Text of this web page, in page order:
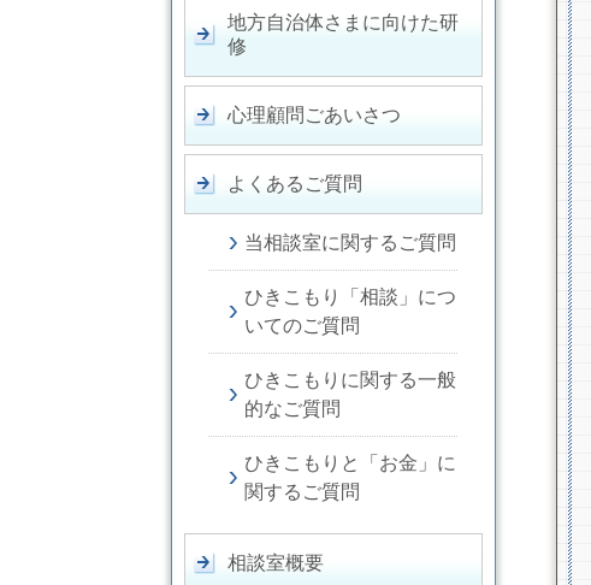
地方自治体さまに向けた研
修
心理顧問ごあいさつ
よくあるご質問
当相談室に関するご質問
ひきこもり「相談」につ
いてのご質問
ひきこもりに関する一般
的なご質問
ひきこもりと「お金」に
関するご質問
相談室概要